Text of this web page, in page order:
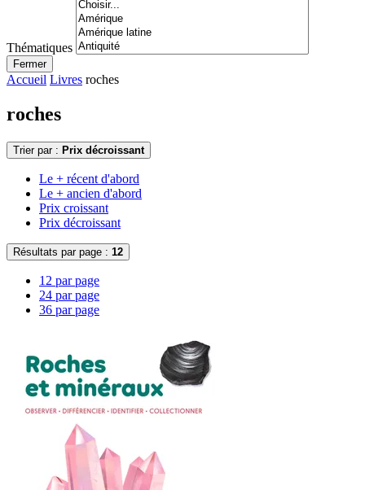
Thématiques
Fermer
Accueil Livres roches
roches
Trier par : Prix décroissant
Le + récent d'abord
Le + ancien d'abord
Prix croissant
Prix décroissant
Résultats par page : 12
12 par page
24 par page
36 par page